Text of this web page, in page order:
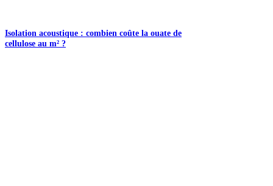
Isolation acoustique : combien coûte la ouate de
cellulose au m² ?